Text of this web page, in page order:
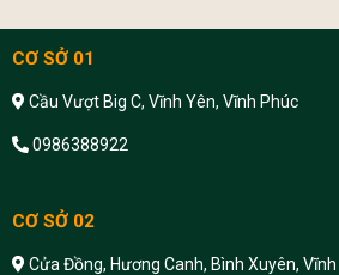
CƠ SỞ 01
Cầu Vượt Big C, Vĩnh Yên, Vĩnh Phúc
0986388922
CƠ SỞ 02
Cửa Đồng, Hương Canh, Bình Xuyên,